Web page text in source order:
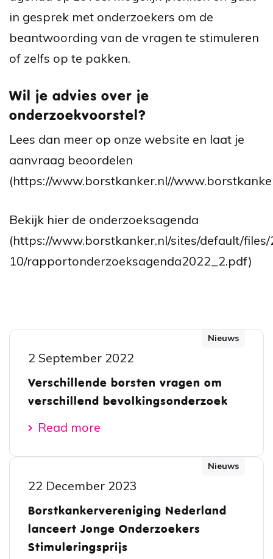
in gesprek met onderzoekers om de
beantwoording van de vragen te stimuleren
of zelfs op te pakken.
Wil je advies over je
onderzoekvoorstel?
Lees dan meer op onze website en laat je
aanvraag beoordelen
(https://www.borstkanker.nl//
Bekijk hier de onderzoeksagenda
(https://www.borstkanker.nl/sites/default/
10/rapportonderzoeksagenda2022_2.pdf)
Nieuws
2 September 2022
Verschillende borsten vragen om
verschillend bevolkingsonderzoek
Read more
Nieuws
22 December 2023
Borstkankervereniging Nederland
lanceert Jonge Onderzoekers
Stimuleringsprijs